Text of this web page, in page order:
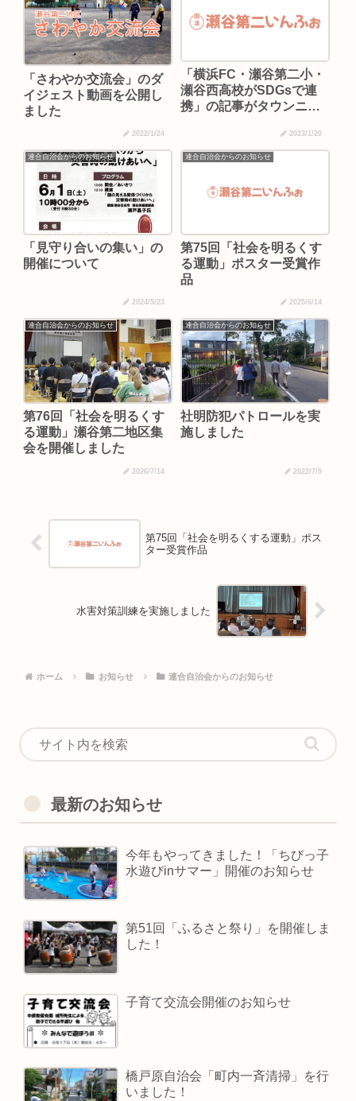
「さわやか交流会」のダ
イジェスト動画を公開し
ました
2022/1/24
「横浜FC・瀬谷第二小・
瀬谷西高校がSDGsで連
携」の記事がタウンニュ
2023/1/20
連合自治会からのお知らせ
「見守り合いの集い」の
開催について
2024/5/23
連合自治会からのお知らせ
第75回「社会を明るくす
る運動」ポスター受賞作
品
2025/6/14
連合自治会からのお知らせ
第76回「社会を明るくす
る運動」瀬谷第二地区集
会を開催しました
2026/7/14
連合自治会からのお知らせ
社明防犯パトロールを実
施しました
2022/7/9
第75回「社会を明るくする運動」ポス
ター受賞作品
水害対策訓練を実施しました
ホーム お知らせ 連合自治会からのお知らせ
最新のお知らせ
今年もやってきました！「ちびっ子
水遊びinサマー」開催のお知らせ
第51回「ふるさと祭り」を開催しま
した！
子育て交流会開催のお知らせ
橋戸原自治会「町内一斉清掃」を行
いました！